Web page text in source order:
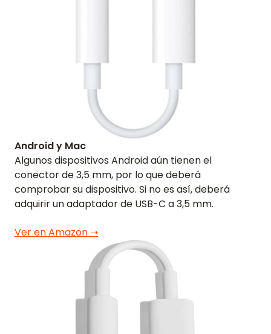
Android y Mac
Algunos dispositivos Android aún tienen el
conector de 3,5 mm, por lo que deberá
comprobar su dispositivo. Si no es así, deberá
adquirir un adaptador de USB-C a 3,5 mm.
Ver en Amazon ➝